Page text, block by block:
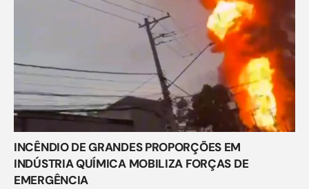
INCÊNDIO DE GRANDES PROPORÇÕES EM
INDÚSTRIA QUÍMICA MOBILIZA FORÇAS DE
EMERGÊNCIA